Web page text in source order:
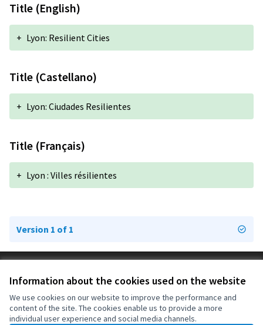
Information about the cookies used on the website
We use cookies on our website to improve the performance and
content of the site. The cookies enable us to provide a more
individual user experience and social media channels.
Title (English)
+ Lyon: Resilient Cities
Title (Castellano)
+ Lyon: Ciudades Resilientes
Title (Français)
+ Lyon : Villes résilientes
Version 1 of 1
Cookie settings
(External link)
OIDP at Facebook
(External link)
OIDP at YouTube
(External link)
English
Choose languageChoisir la langueElegir el idioma